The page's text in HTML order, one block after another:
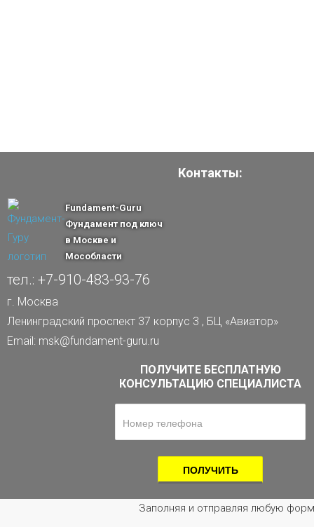
Контакты:
Fundament-Guru
Фундамент под ключ
в Москве и
Мособласти
тел.: +7-910-483-93-76
г. Москва
Ленинградский проспект 37 корпус 3 , БЦ «Авиатор»
Email: msk@fundament-guru.ru
ПОЛУЧИТЕ БЕСПЛАТНУЮ
КОНСУЛЬТАЦИЮ СПЕЦИАЛИСТА
Заполняя и отправляя любую